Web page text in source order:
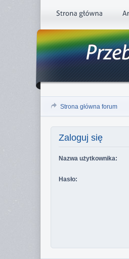
Strona główna forum
Zaloguj się
Nazwa użytkownika:
Hasło: